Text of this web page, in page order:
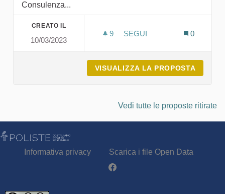
Consulenza...
CREATO IL
10/03/2023
9 9 SOSTENITORI
SEGUI
0
VISUALIZZA LA PROPOSTA
Vedi tutte le proposte ritirate
Informativa privacy
Scarica i file Open Data
Partecipa - Poliste su Facebook